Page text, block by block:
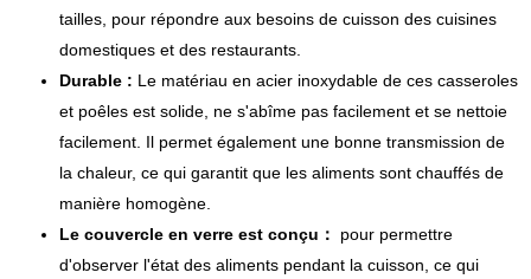
tailles, pour répondre aux besoins de cuisson des cuisines
domestiques et des restaurants.
Durable : Le matériau en acier inoxydable de ces casseroles
et poêles est solide, ne s'abîme pas facilement et se nettoie
facilement. Il permet également une bonne transmission de
la chaleur, ce qui garantit que les aliments sont chauffés de
manière homogène.
Le couvercle en verre est conçu：
pour permettre
d'observer l'état des aliments pendant la cuisson, ce qui